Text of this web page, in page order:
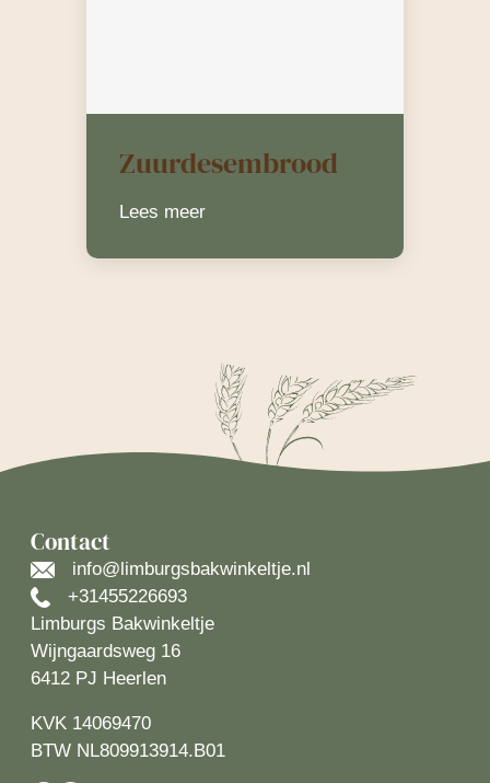
Zuurdesembrood
Lees meer
Contact
info@limburgsbakwinkeltje.nl
+31455226693
Limburgs Bakwinkeltje
Wijngaardsweg 16
6412 PJ Heerlen
KVK 14069470
BTW NL809913914.B01